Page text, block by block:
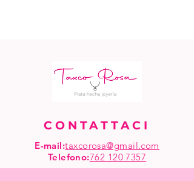
CONTATTACI
E-mail:taxcorosa@gmail.com
Telefono:762 120 7357